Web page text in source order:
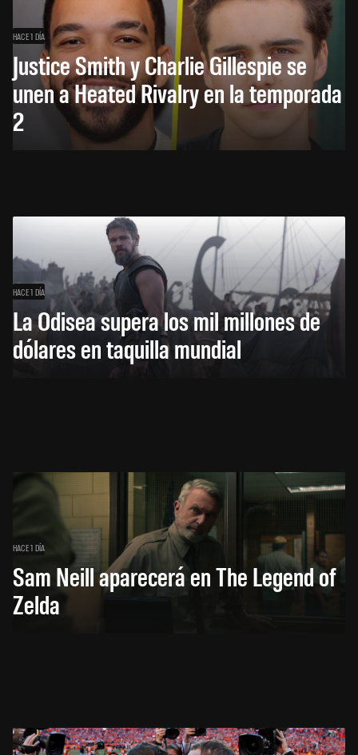
HACE 1 DÍA
Justice Smith y Charlie Gillespie se
unen a Heated Rivalry en la temporada
2
HACE 1 DÍA
La Odisea supera los mil millones de
dólares en taquilla mundial
HACE 1 DÍA
Sam Neill aparecerá en The Legend of
Zelda